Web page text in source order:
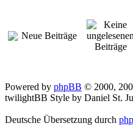
Neue Beiträge
Powered by phpBB © 2000,
twilightBB Style by Daniel St.
Deutsche Übersetzung durch